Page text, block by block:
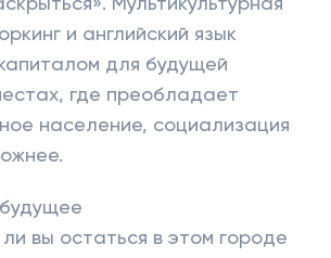
Мультикультурная
и английский язык
для будущей
где преобладает
население, социализация
вы остаться в этом городе